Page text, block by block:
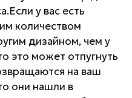
у вас есть
количеством
дизайном, чем у
это может отпугнуть
на ваш
они нашли в